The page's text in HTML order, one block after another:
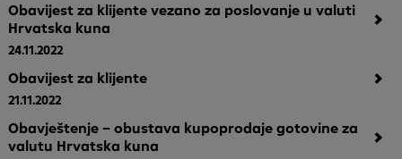
Obavijest za klijente vezano za poslovanje u valuti
Hrvatska kuna
24.11.2022
Obavijest za klijente
21.11.2022
Obavještenje – obustava kupoprodaje gotovine za
valutu Hrvatska kuna